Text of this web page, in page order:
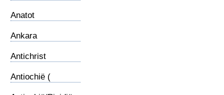
Anatot
Ankara
Antichrist
Antiochië (